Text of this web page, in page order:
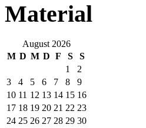
Material
August 2026
M D M D F S
S
1
2
3
4 5 6 7 8
9
10 11 12 13 14 15 16
17 18 19 20 21 22 23
24 25 26 27 28 29 30